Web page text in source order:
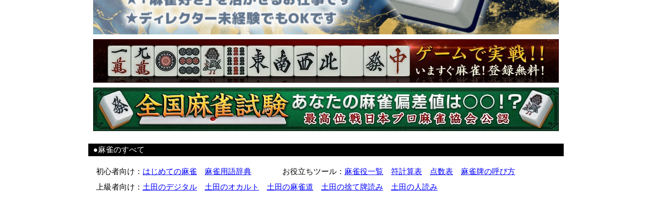
●麻雀のすべて
初心者向け ： はじめての麻雀 麻雀用語辞典 お役立ちツール ： 麻雀役一覧 符計算表 点数表
麻雀牌の呼び方
上級者向け ： 土田のデジタル 土田のオカルト 土田の麻雀道 土田の捨て牌読み 土田の人読み